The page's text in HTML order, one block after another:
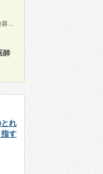
ドック
師
れ
す